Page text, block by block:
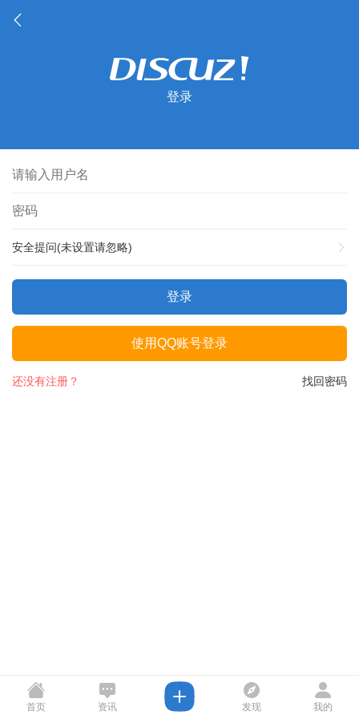
登录
安全提问(未设置请忽略)
登录
使用QQ账号登录
找回密码
还没有注册？
首页 资讯 发现 我的